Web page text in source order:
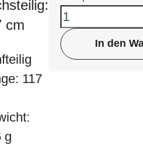
cm
117
g
In den